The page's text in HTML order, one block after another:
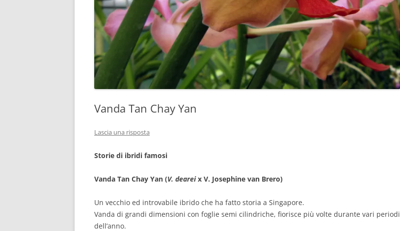
Vanda Tan Chay Yan
Lascia una risposta
Storie di ibridi famosi
Vanda Tan Chay Yan (V. deareix V. Josephine van Brero)
Un vecchio ed introvabile ibrido che ha fatto storia a Singapore.
Vanda di grandi dimensioni con foglie semi cilindriche, fiorisce più volte durante vari periodi
dell’anno.